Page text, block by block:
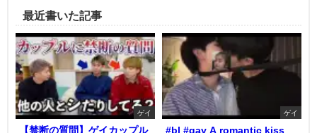
最近書いた記事
ゲイ
【禁断の質問】ゲイカップル
ゲイ
#bl #gay A romantic kiss